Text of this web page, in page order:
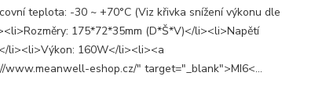
teplota: -30 ~ +70°C (Viz křivka snížení výkonu dle
175*72*35mm (D*Š*V)</li><li>Napětí
li><li>Výkon: 160W</li><li><a
www.meanwell-eshop.cz/" target="_blank">MI6<...